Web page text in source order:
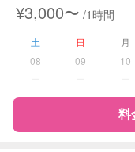
学校/塾の補習・宿題
¥3,000〜 /1時間
土 日 月
08
09 10
料